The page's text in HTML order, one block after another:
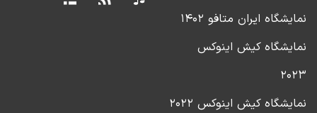
نمایشگاه ایران متافو ۱۴۰۲
نمایشگاه کیش اینوکس
۲۰۲۳
نمایشگاه کیش اینوکس ۲۰۲۲